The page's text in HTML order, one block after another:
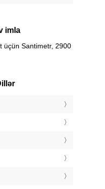
imla
üçün Santimetr, 2900